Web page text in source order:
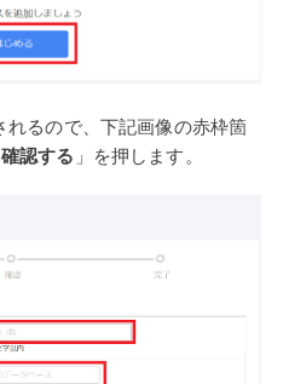
れるので、下記画像の赤枠箇
確認する 」を押します。